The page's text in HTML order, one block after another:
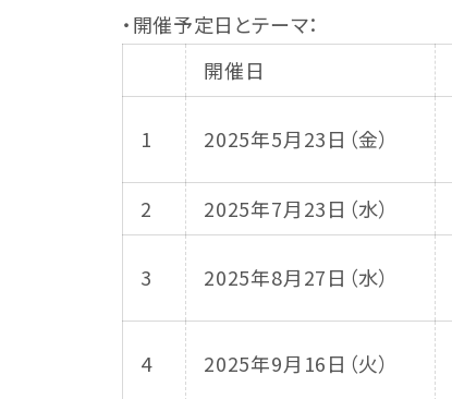
・開催予定日とテーマ：
開催日
1 2025年5月23日（金）
2
2025年7月23日（水）
3 2025年8月27日（水）
4 2025年9月16日（火）